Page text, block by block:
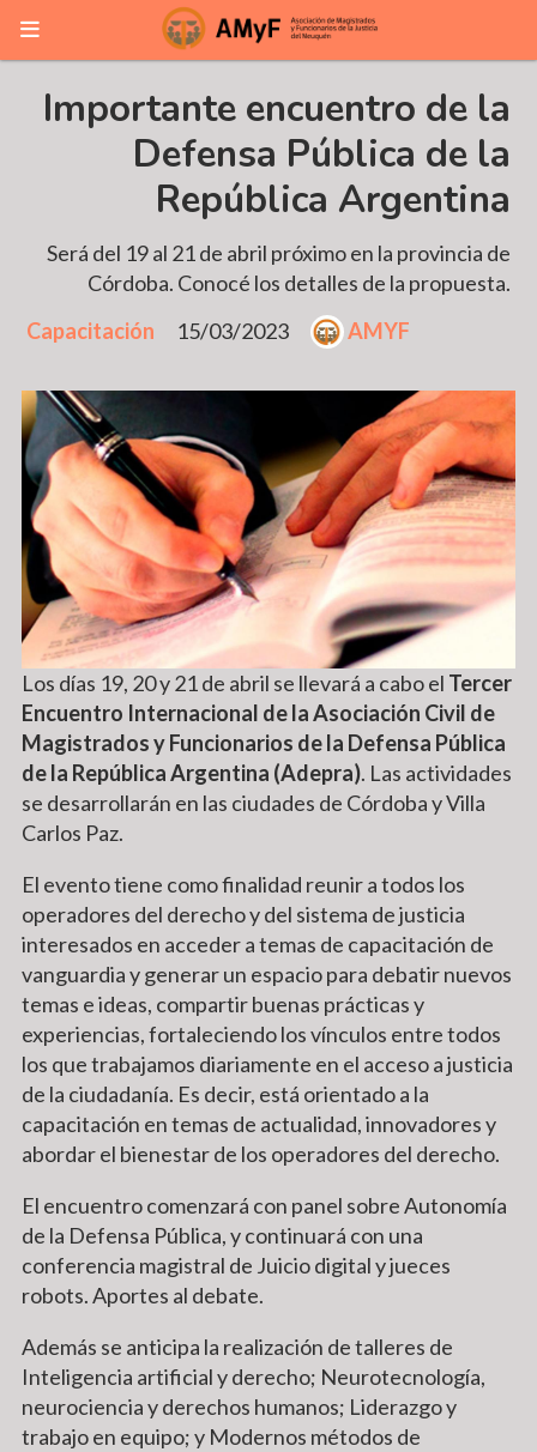
Importante encuentro de la
Defensa Pública de la
República Argentina
Será del 19 al 21 de abril próximo en la provincia de
Córdoba. Conocé los detalles de la propuesta.
Capacitación
15/03/2023 AMYF
Los días 19, 20 y 21 de abril se llevará a cabo el Tercer
Encuentro Internacional de la Asociación Civil de
Magistrados y Funcionarios de la Defensa Pública
de la República Argentina (Adepra). Las actividades
se desarrollarán en las ciudades de Córdoba y Villa
Carlos Paz.
El evento tiene como finalidad reunir a todos los
operadores del derecho y del sistema de justicia
interesados en acceder a temas de capacitación de
vanguardia y generar un espacio para debatir nuevos
temas e ideas, compartir buenas prácticas y
experiencias, fortaleciendo los vínculos entre todos
los que trabajamos diariamente en el acceso a justicia
de la ciudadanía. Es decir, está orientado a la
capacitación en temas de actualidad, innovadores y
abordar el bienestar de los operadores del derecho.
El encuentro comenzará con panel sobre Autonomía
de la Defensa Pública, y continuará con una
conferencia magistral de Juicio digital y jueces
robots. Aportes al debate.
Además se anticipa la realización de talleres de
Inteligencia artificial y derecho; Neurotecnología,
neurociencia y derechos humanos; Liderazgo y
trabajo en equipo; y Modernos métodos de